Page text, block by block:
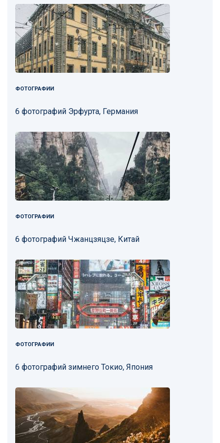
ФОТОГРАФИИ
6 фотографий Эрфурта, Германия
ФОТОГРАФИИ
6 фотографий Чжанцзяцзе, Китай
ФОТОГРАФИИ
6 фотографий зимнего Токио, Япония